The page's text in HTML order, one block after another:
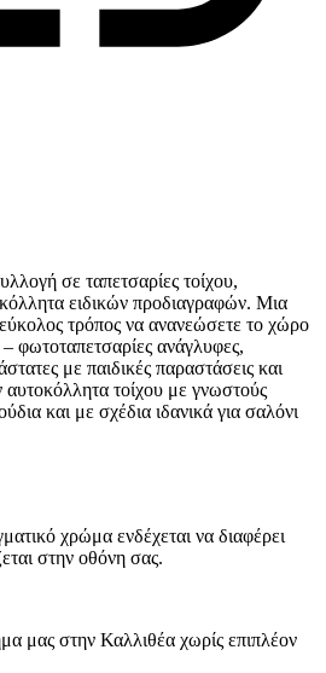
σε ταπετσαρίες τοίχου,
ειδικών προδιαγραφών. Μια
τρόπος να ανανεώσετε το χώρο
φωτοταπετσαρίες ανάγλυφες,
με παιδικές παραστάσεις και
τοίχου με γνωστούς
και με σχέδια ιδανικά για σαλόνι
χρώμα ενδέχεται να διαφέρει
στην οθόνη σας.
μας στην Καλλιθέα χωρίς επιπλέον